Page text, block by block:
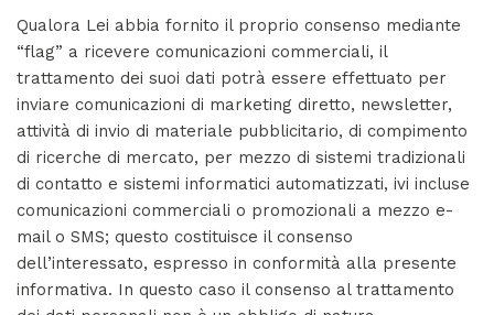
Qualora Lei abbia fornito il proprio consenso mediante
“flag” a ricevere comunicazioni commerciali, il
trattamento dei suoi dati potrà essere effettuato per
inviare comunicazioni di marketing diretto, newsletter,
attività di invio di materiale pubblicitario, di compimento
di ricerche di mercato, per mezzo di sistemi tradizionali
di contatto e sistemi informatici automatizzati, ivi incluse
comunicazioni commerciali o promozionali a mezzo e-
mail o SMS; questo costituisce il consenso
dell’interessato, espresso in conformità alla presente
informativa. In questo caso il consenso al trattamento